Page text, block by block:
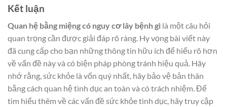
Kết luận
Quan hệ bằng miệng có nguy cơ lây bệnh gì là một câu hỏi
quan trọng cần được giải đáp rõ ràng. Hy vọng bài viết này
đã cung cấp cho bạn những thông tin hữu ích để hiểu rõ hơn
về vấn đề này và có biện pháp phòng tránh hiệu quả. Hãy
nhớ rằng, sức khỏe là vốn quý nhất, hãy bảo vệ bản thân
bằng cách quan hệ tình dục an toàn và có trách nhiệm. Để
tìm hiểu thêm về các vấn đề sức khỏe tình dục, hãy truy cập